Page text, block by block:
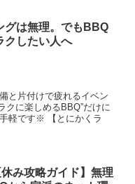
グは無理。でもBBQ
クしたい人へ
と片付けで疲れるイベン
クに楽しめるBBQ”だけに
軽です※ 【とにかくラ
休み攻略ガイド】無理